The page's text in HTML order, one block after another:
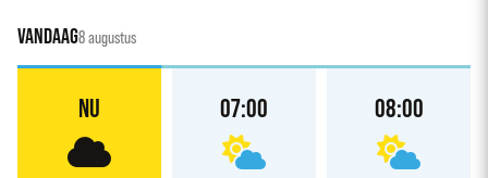
VANDAAG8 augustus
NU 07:00 08:00